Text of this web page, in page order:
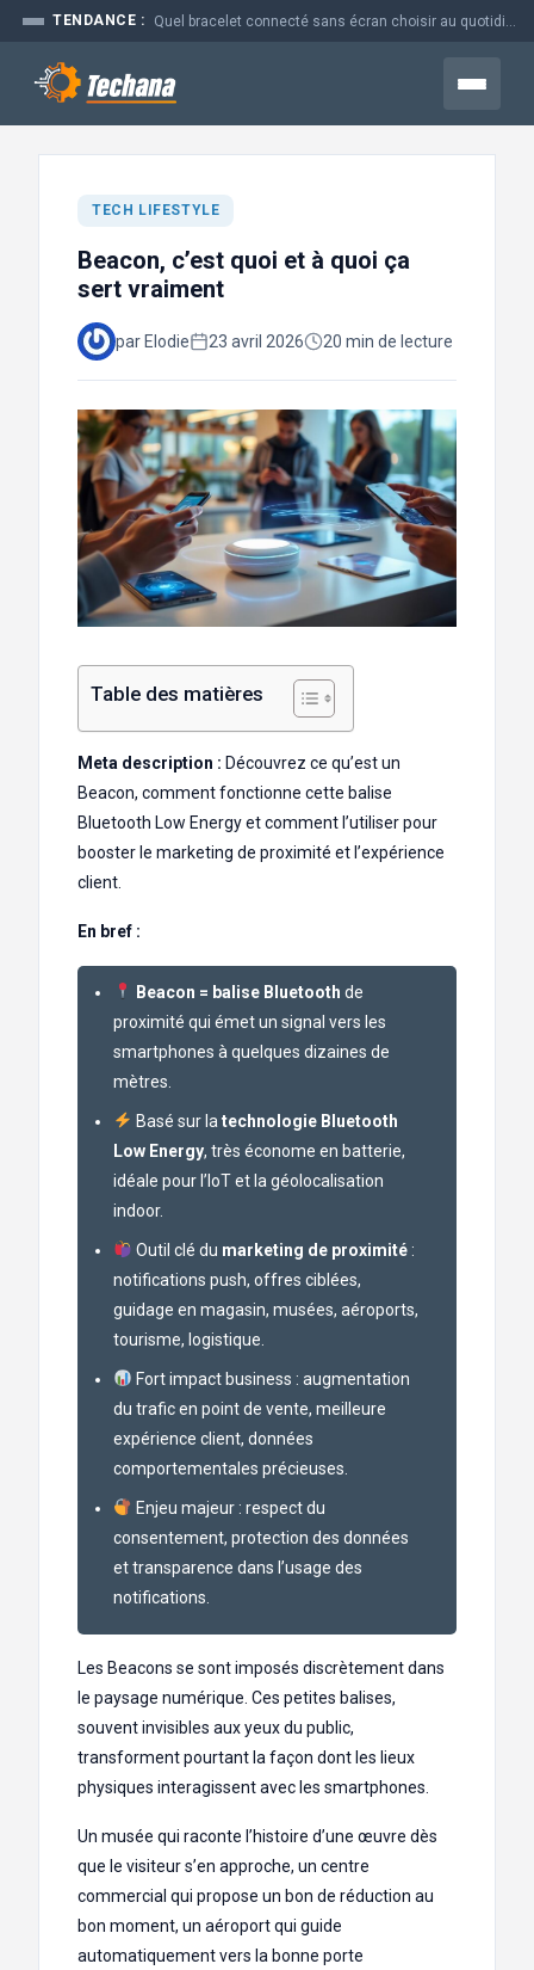
Aller
contenu
TENDANCE :
Menu
TECH LIFESTYLE
Beacon, c’est quoi et à quoi ça
sert vraiment
par Elodie 23 avril 2026 20 min de lecture
Table des matières
Meta description : Découvrez ce qu’est un
Beacon, comment fonctionne cette balise
Bluetooth Low Energy et comment l’utiliser pour
booster le marketing de proximité et l’expérience
client.
En bref :
Beacon = balise Bluetooth de
proximité qui émet un signal vers les
smartphones à quelques dizaines de
mètres.
Basé sur la technologie Bluetooth
Low Energy, très économe en batterie,
idéale pour l’IoT et la géolocalisation
indoor.
Outil clé du marketing de proximité:
notifications push, offres ciblées,
guidage en magasin, musées, aéroports,
tourisme, logistique.
Fort impact business : augmentation
du trafic en point de vente, meilleure
expérience client, données
comportementales précieuses.
Enjeu majeur : respect du
consentement, protection des données
et transparence dans l’usage des
notifications.
Les Beacons se sont imposés discrètement dans
le paysage numérique. Ces petites balises,
souvent invisibles aux yeux du public,
transforment pourtant la façon dont les lieux
physiques interagissent avec les smartphones.
Un musée qui raconte l’histoire d’une œuvre dès
que le visiteur s’en approche, un centre
commercial qui propose un bon de réduction au
bon moment, un aéroport qui guide
automatiquement vers la bonne porte